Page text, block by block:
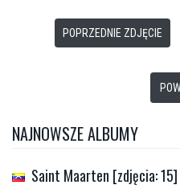
POPRZEDNIE ZDJĘCIE
NAJNOWSZE ALBUMY
Saint Maarten [zdjęcia: 15]